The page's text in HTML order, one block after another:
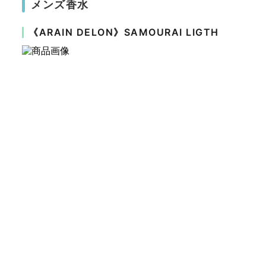
メンズ香水
《ARAIN DELON》SAMOURAI LIGTH